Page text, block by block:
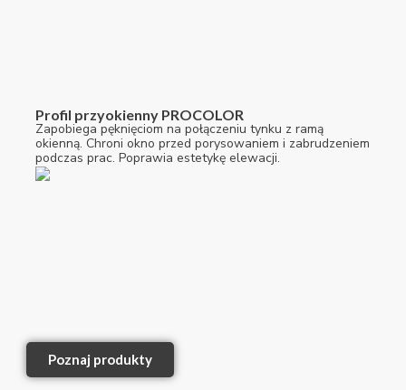
Profil przyokienny PROCOLOR
Zapobiega pęknięciom na połączeniu tynku z ramą
okienną. Chroni okno przed porysowaniem i zabrudzeniem
podczas prac. Poprawia estetykę elewacji.
Poznaj produkty